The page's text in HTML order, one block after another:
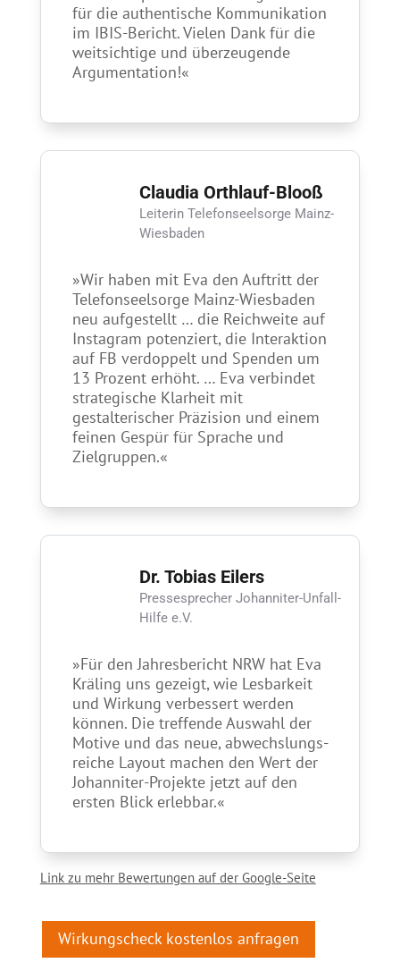
für die authen­tische Kommuni­ka­tion
im IBIS-Bericht. Vielen Dank für die
weit­sichtige und über­­zeugende
Argumen­tation!«
Claudia Orthlauf-Blooß
Leiterin Telefon­seelsorge Mainz-
Wies­baden
»Wir haben mit Eva den Auftritt der
Telefon­seelsorge Mainz-Wies­baden
neu auf­gestellt … die Reich­­weite auf
Insta­gram potenziert, die Inter­aktion
auf FB verdoppelt und Spenden um
13 Prozent erhöht. … Eva verbindet
strategische Klarheit mit
gestalterischer Präzision und einem
feinen Gespür für Sprache und
Zielgruppen.«
Dr. Tobias Eilers
Pressesprecher Johanniter-Unfall-
Hilfe e.V.
»Für den Jahres­bericht NRW hat Eva
Kräling uns gezeigt, wie Lesbar­keit
und Wirkung verbessert werden
können. Die treffende Auswahl der
Motive und das neue, abwechs­lungs­
reiche Layout machen den Wert der
Johanniter-Projekte jetzt auf den
ersten Blick erlebbar.«
Link zu mehr Bewertungen auf der Google-Seite
Wirkungscheck kostenlos anfragen